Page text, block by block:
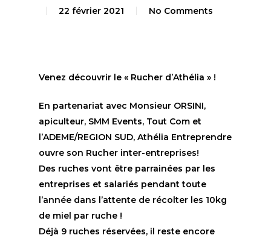
22 février 2021 No Comments
Venez découvrir le « Rucher d’Athélia » !
En partenariat avec Monsieur ORSINI,
apiculteur, SMM Events, Tout Com et
l’ADEME/REGION SUD, Athélia Entreprendre
ouvre son Rucher inter-entreprises!
Des ruches vont être parrainées par les
entreprises et salariés pendant toute
l’année dans l’attente de récolter les 10kg
de miel par ruche !
Déjà 9 ruches réservées, il reste encore